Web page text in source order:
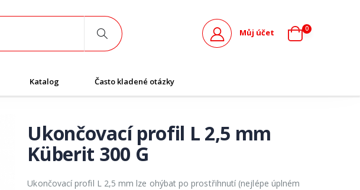
Můj účet 0
Katalog Často kladené otázky
Ukončovací profil L 2,5 mm
Küberit 300 G
Ukončovací profil L 2,5 mm lze ohýbat po prostřihnutí (nejlépe úplném